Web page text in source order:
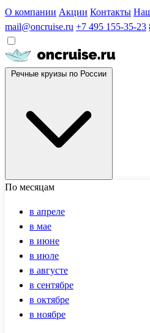
О компании Акции Контакты
mail@oncruise.ru +7 495 155-35-23
По месяцам
в апреле
в мае
в июне
в июле
в августе
в сентябре
в октябре
в ноябре